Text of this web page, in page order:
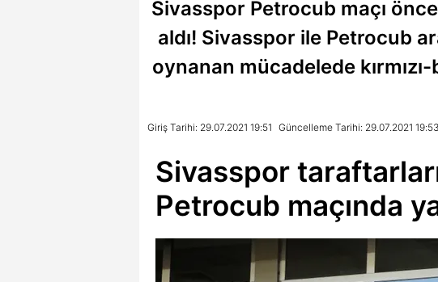
Sivasspor Petrocub maçı
aldı! Sivasspor ile Petrocub
oynanan mücadelede
Giriş Tarihi: 29.07.2021 19:51 Güncelleme Tarihi: 29.07.2021 19:53
Sivasspor taraftarları
Petrocub maçında